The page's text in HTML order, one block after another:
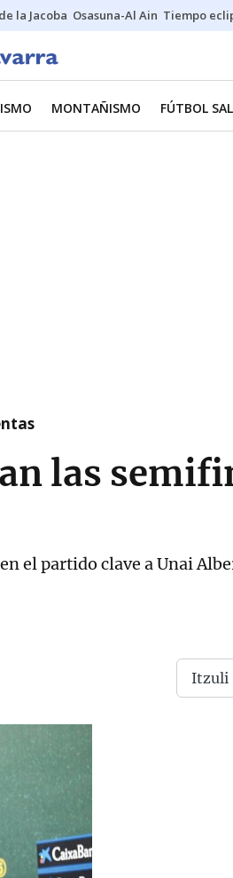
la Jacoba Osasuna-Al Ain Tiempo
MONTAÑISMO FÚTBOL
las
el partido clave a Unai
Itzuli